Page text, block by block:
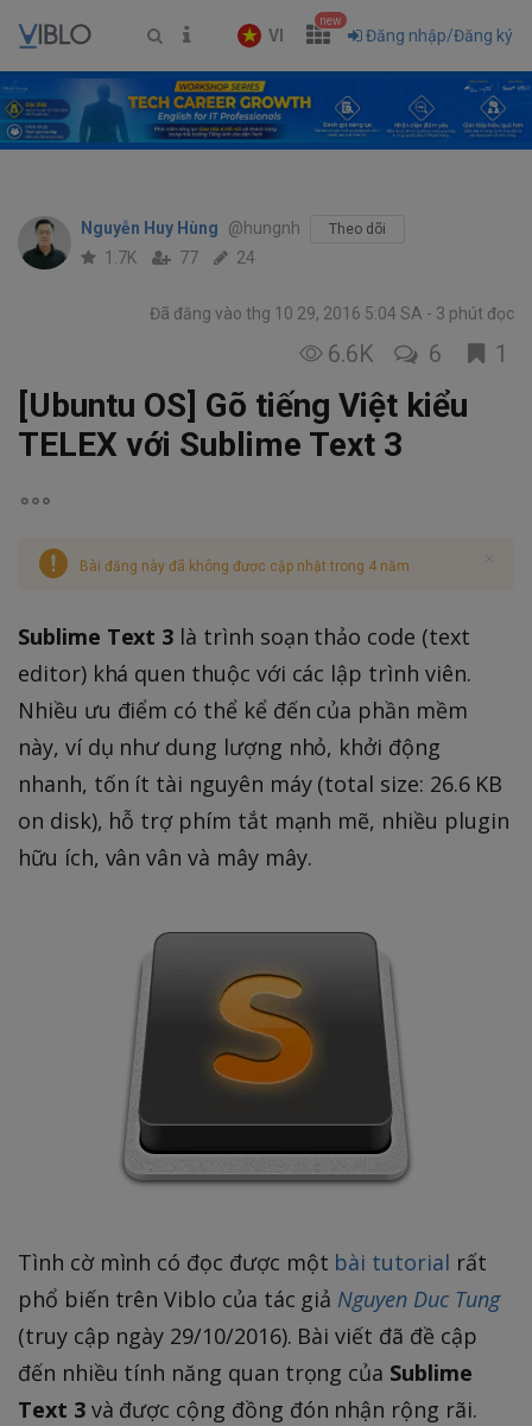
VI
new
Đăng nhập/Đăng ký
Nguyễn Huy Hùng @hungnh Theo dõi
1.7K 77 24
Đã đăng vào thg 10 29, 2016 5:04 SA 3 phút đọc
6.6K 6 1
[Ubuntu OS] Gõ tiếng Việt kiểu
TELEX với Sublime Text 3
Bài đăng này đã không được cập nhật trong 4 năm
Sublime Text 3 là trình soạn thảo code (text
editor) khá quen thuộc với các lập trình viên.
Nhiều ưu điểm có thể kể đến của phần mềm
này, ví dụ như dung lượng nhỏ, khởi động
nhanh, tốn ít tài nguyên máy (total size: 26.6 KB
on disk), hỗ trợ phím tắt mạnh mẽ, nhiều plugin
hữu ích, vân vân và mây mây.
Tình cờ mình có đọc được một bài tutorial rất
phổ biến trên Viblo của tác giả Nguyen Duc Tung
(truy cập ngày 29/10/2016). Bài viết đã đề cập
đến nhiều tính năng quan trọng của Sublime
Text 3và được cộng đồng đón nhận rộng rãi.